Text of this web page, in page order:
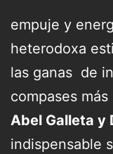
empuje y
heterodoxa
las ganas de
compases
Abel Galleta y
indispensable